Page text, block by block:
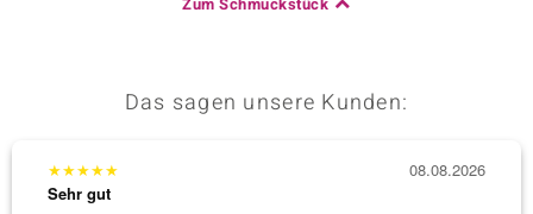
Das sagen unsere Kunden:
★★★★★
Sehr gut
08.08.2026